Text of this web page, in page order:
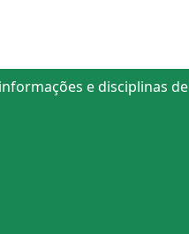
e disciplinas de